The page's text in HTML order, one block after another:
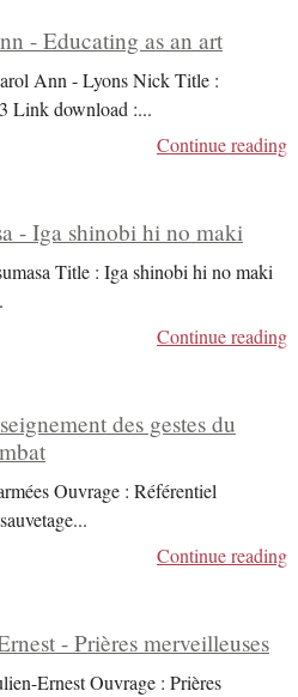
- Educating as an art
Ann - Lyons Nick Title :
Link download :...
Continue reading
- Iga shinobi hi no maki
Title : Iga shinobi hi no maki
Continue reading
des gestes du
Ouvrage : Référentiel
...
Continue reading
- Prières merveilleuses
Ernest Ouvrage : Prières